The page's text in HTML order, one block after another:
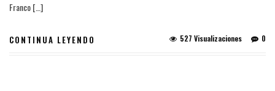
Franco […]
CONTINUA LEYENDO 0
527 Visualizaciones